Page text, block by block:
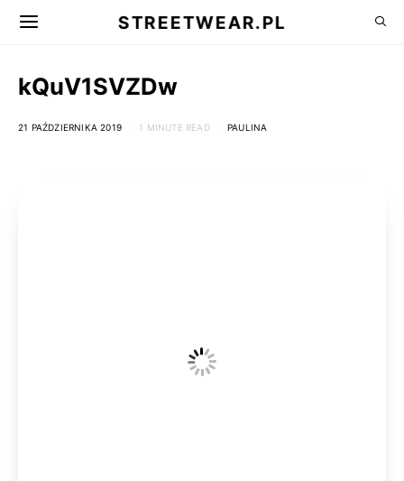
STREETWEAR.PL
kQuV1SVZDw
21 PAŹDZIERNIKA 2019 1 MINUTE READ PAULINA